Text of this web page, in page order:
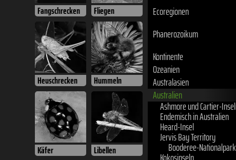
Fangschrecken Fliegen
Heuschrecken Hummeln
Käfer Libellen
Australasien
Ashmore und Cartier-Inseln
Heard-Insel
Jervis Bay Territory
Booderee-Nationalpark
Kokosinseln
Korallenmeerinseln
Lord Howe Inselgruppe
Balls Pyramide
Lord Howe Insel
McDonald-Inseln
Nordterritorium